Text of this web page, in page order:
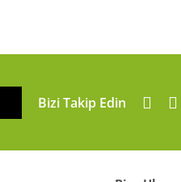
Bizi Takip Edin